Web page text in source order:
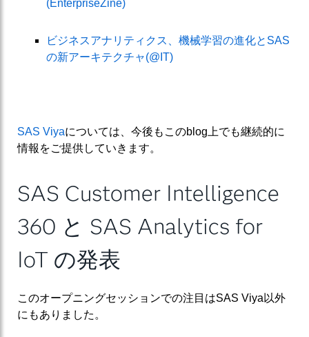
(EnterpriseZine)
ビジネスアナリティクス、機械学習の進化とSAS
の新アーキテクチャ(@IT)
SAS Viyaについては、今後もこのblog上でも継続的に
情報をご提供していきます。
SAS Customer Intelligence
360 と SAS Analytics for
IoT の発表
このオープニングセッションでの注目はSAS Viya以外
にもありました。